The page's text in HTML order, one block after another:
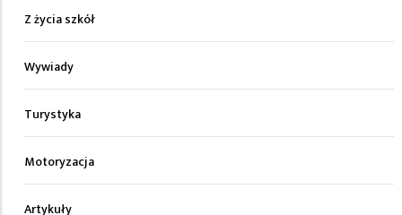
Z życia szkół
Wywiady
Turystyka
Motoryzacja
Artykuły